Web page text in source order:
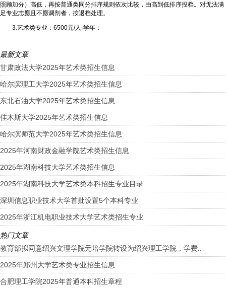
照顾加分）高低，再按普通类同分排序规则依次比较，由高到低排序投档。对无法满
足专业志愿且不愿调剂者，按退档处理。
3.艺术类专业：6500元/人·学年；
最新文章
甘肃政法大学2025年艺术类招生信息
哈尔滨理工大学2025年艺术类招生信息
东北石油大学2025年艺术类招生信息
佳木斯大学2025年艺术类招生信息
哈尔滨师范大学2025年艺术类招生信息
2025年河南财政金融学院艺术类招生信息
2025年湖南科技大学艺术类招生信息
2025年湖南科技大学艺术类本科招生专业目录
深圳信息职业技术大学首批设置5个本科专业
2025年浙江机电职业技术大学艺术类招生专业
热门文章
教育部拟同意绍兴文理学院元培学院转设为绍兴理工学院，学费..
2025年郑州大学艺术类专业招生信息
合肥理工学院2025年普通本科招生章程